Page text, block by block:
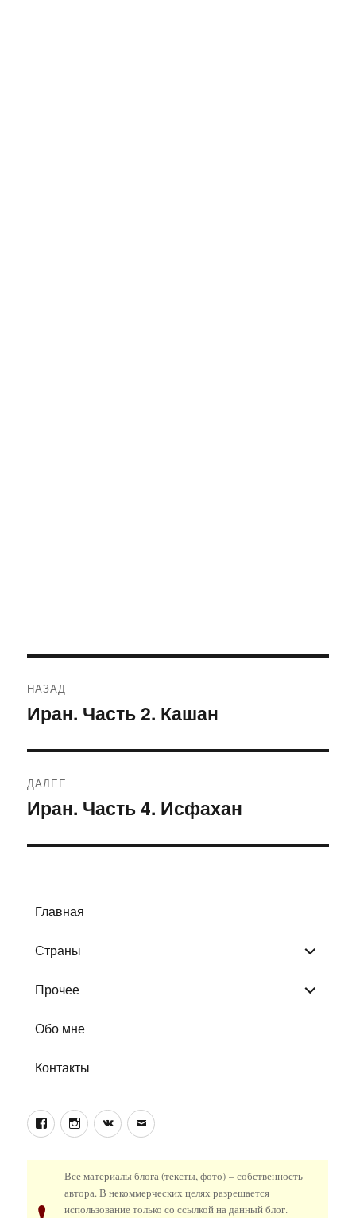
по
НАЗАД
Предыдущая
Иран. Часть 2. Кашан
ДАЛЕЕ
Следующая
Иран. Часть 4. Исфахан
Главная
Страны дочернее
меню
Прочее
дочернее
меню
Обо мне
Контакты
FacebookInstagramВКонтакте
Email
Все материалы блога (тексты, фото) – собственность
автора. В некоммерческих целях разрешается
использование только со ссылкой на данный блог.